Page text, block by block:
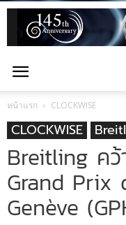
หน้าแรก CLOCKWISE
CLOCKWISE
Breitling คว้
Grand Prix
Genève